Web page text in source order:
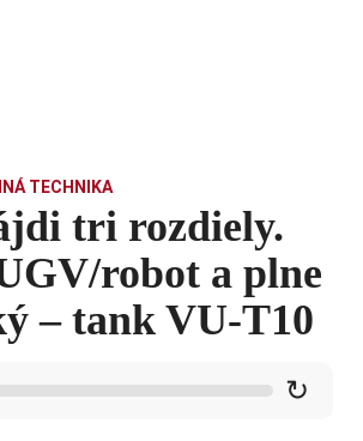
TECHNIKA
tri rozdiely.
robot a plne
– tank VU-T10
↻